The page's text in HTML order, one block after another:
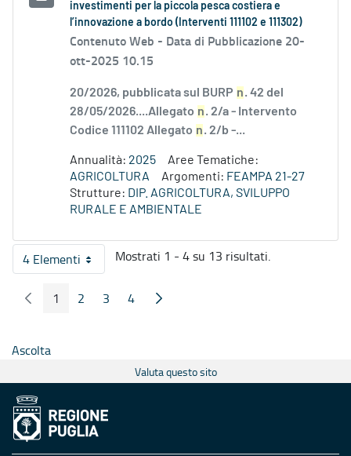
investimenti per la piccola pesca costiera e
l’innovazione a bordo (Interventi 111102 e 111302)
Contenuto Web - Data di Pubblicazione 20-
ott-2025 10.15
20/2026, pubblicata sul BURP n. 42 del
28/05/2026....Allegato n. 2/a - Intervento
Codice 111102 Allegato n. 2/b -...
Annualità: 2025
Aree Tematiche:
AGRICOLTURA
Argomenti: FEAMPA 21-27
Strutture: DIP. AGRICOLTURA, SVILUPPO
RURALE E AMBIENTALE
4 ElementiPer pagina
Mostrati 1 - 4 su 13 risultati.
Pagina Precedente
Pagina
1 Pagina
2 Pagina
3 Pagina
4 Pagina Seguente
Ascolta
Valuta questo sito